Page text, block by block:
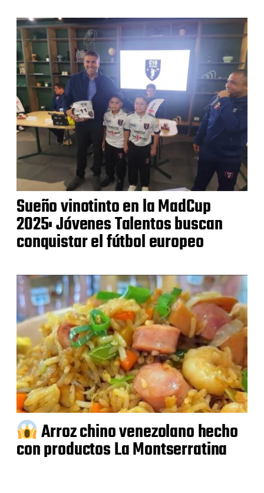
Sueño vinotinto en la MadCup
2025: Jóvenes Talentos buscan
conquistar el fútbol europeo
Arroz chino venezolano hecho
con productos La Montserratina